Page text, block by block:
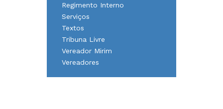
Regimento Interno
Serviços
Textos
Tribuna Livre
Vereador Mirim
Vereadores